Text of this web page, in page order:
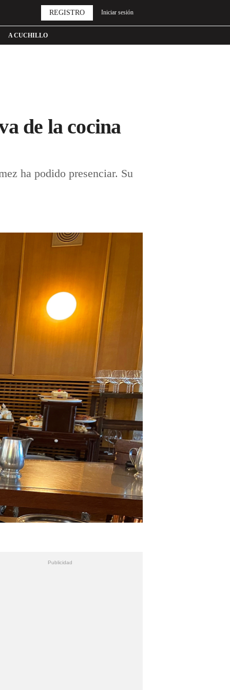
A CUCHILLO
REGISTRO Iniciar sesión
de la cocina
ha podido presenciar. Su